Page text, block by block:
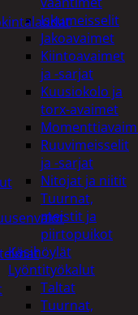
Iskumeisselit
Jakoavaimet
Kiintoavaimet
ja -sarjat
Kuusiokolo ja
torx-avaimet
Ruuvimeisselit
ja -sarjat
Nitojat ja niitit
Tuurnat,
meistit ja
piirtopuikot
Käsihöylät
Lyöntityökalut
Taltat
Tuurnat,